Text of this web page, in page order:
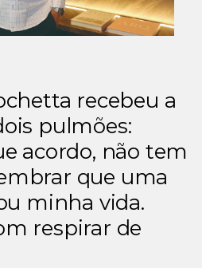
recebeu a
pulmões:
acordo, não tem
que uma
minha vida.
respirar de